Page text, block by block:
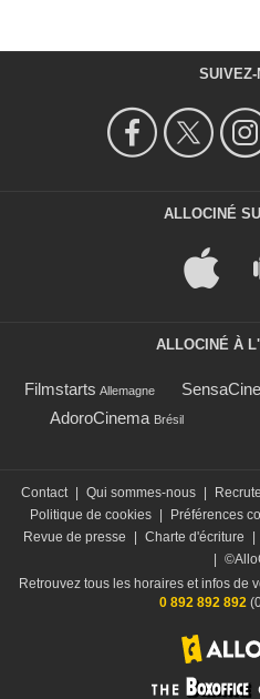
SUIVEZ-
ALLOCINÉ
ALLOCINÉ À
Filmstarts Allemagne SensaCine
AdoroCinema Brésil
Contact Qui sommes-nous
Politique de cookies
Préférences
Revue de presse
Charte d'écriture
Retrouvez tous les horaires et infos de
0 892 892 892